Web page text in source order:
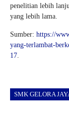
penelitian lebih
yang lebih lama.
Sumber: https://
yang-terlambat-
17.
SMK GELORA